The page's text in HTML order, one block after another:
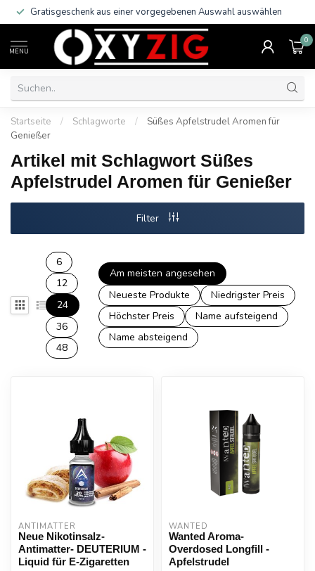
Gratisgeschenk aus einer vorgegebenen Auswahl auswählen
MENU
0
Startseite / Schlagworte /
Süßes Apfelstrudel Aromen für
Genießer
Artikel mit Schlagwort Süßes
Apfelstrudel Aromen für Genießer
Filter
6
12
24
36
48
Am meisten angesehen
Neueste Produkte
Niedrigster Preis
Höchster Preis
Name aufsteigend
Name absteigend
ANTIMATTER
Neue Nikotinsalz-
Antimatter- DEUTERIUM -
Liquid für E-Zigaretten
WANTED
Wanted Aroma-
Overdosed Longfill -
Apfelstrudel